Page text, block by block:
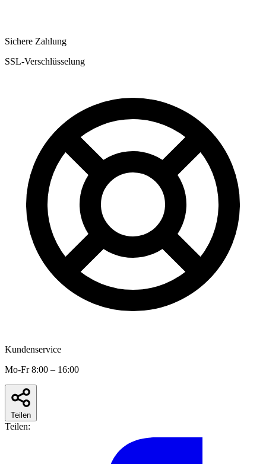
Sichere Zahlung
SSL-Verschlüsselung
Kundenservice
Mo-Fr 8:00 – 16:00
Teilen
Teilen: